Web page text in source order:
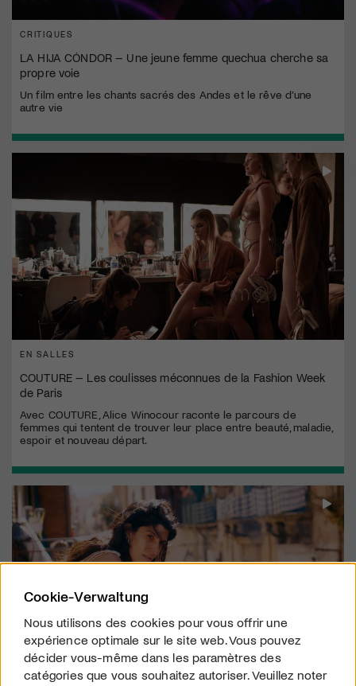
CRITIQUES
LA HIJA CÓNDOR – Une jeune femme quechua cherche sa
propre voie
Un film entre les chants sacrés des Andes et le rêve d’une
autre vie
EN SALLES
COUTURE – Les coulisses méconnues de la Fashion Week
de Paris
Avec COUTURE, Alice Winocour raconte le parcours de
femmes qui tentent de trouver leur place entre beauté, maladie,
espoir et nouveau départ.
Cookie-Verwaltung
Nous utilisons des cookies pour vous offrir une
expérience optimale sur le site web. Vous pouvez
décider vous-même dans les paramètres des
catégories que vous souhaitez autoriser. Veuillez noter